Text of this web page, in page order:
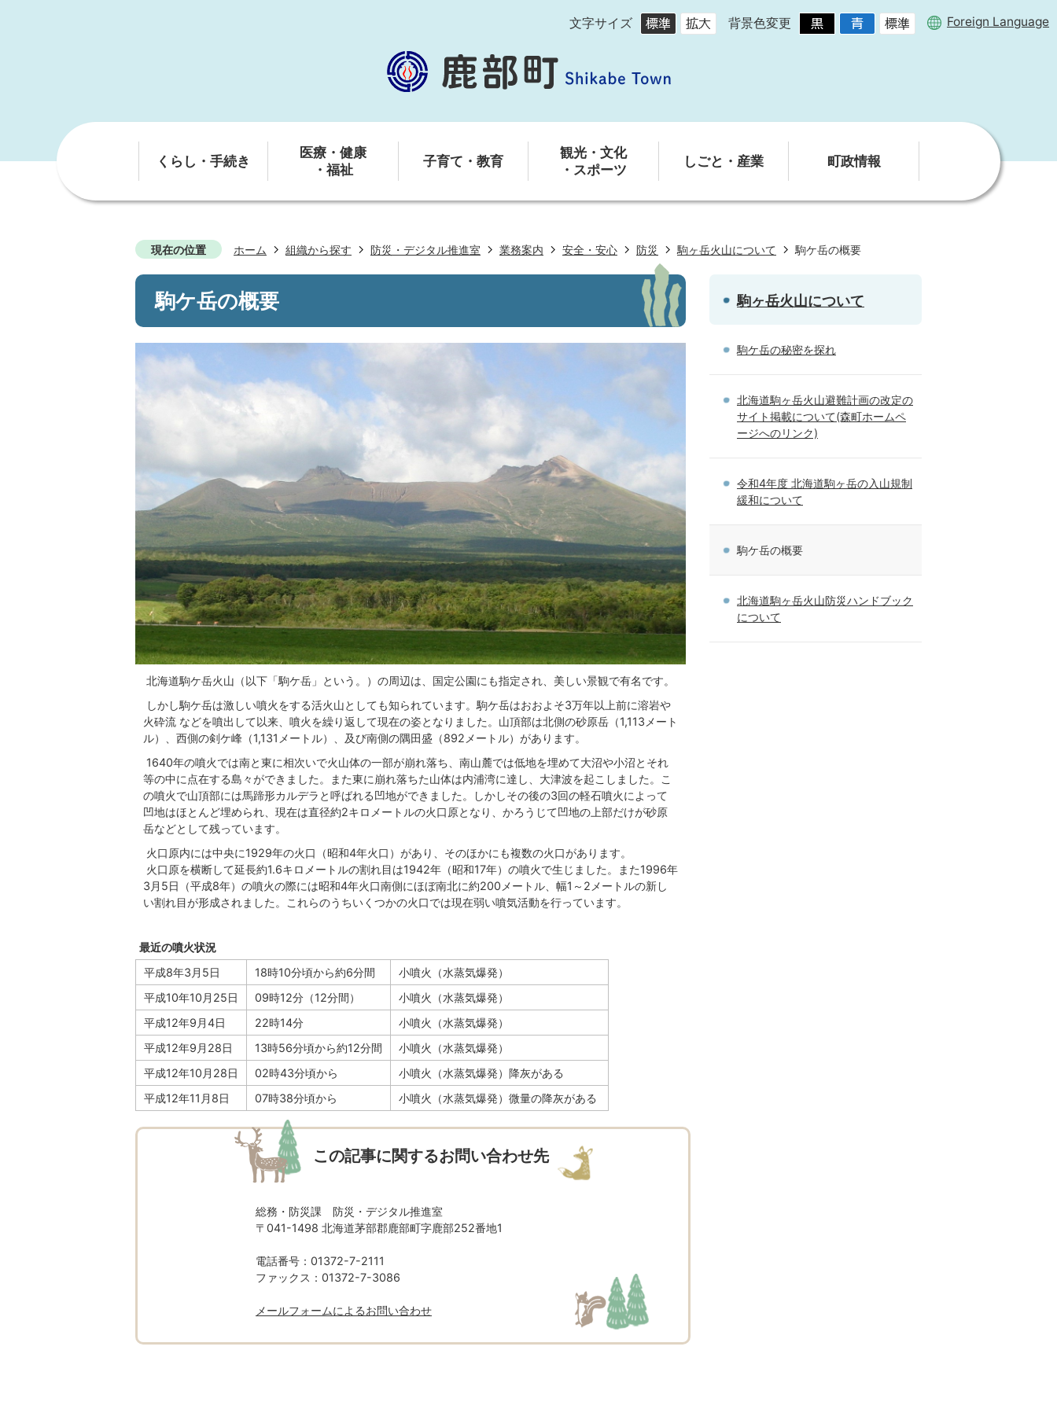
文字サイズ 背景色変更 Foreign Language
くらし・手続き
医療・健康
・福祉
子育て・教育
観光・文化
・スポーツ
しごと・産業 町政情報
現在の位置 ホーム 組織から探す 防災・デジタル推進室 業務案内 安全・安心 防災 駒ヶ岳火山について 駒ケ岳の概要
駒ケ岳の概要
北海道駒ケ岳火山（以下「駒ケ岳」という。）の周辺は、国定公園にも指定され、美しい景観で有名です。
しかし駒ケ岳は激しい噴火をする活火山としても知られています。駒ケ岳はおおよそ3万年以上前に溶岩や
火砕流 などを噴出して以来、噴火を繰り返して現在の姿となりました。山頂部は北側の砂原岳（1,113メート
ル）、西側の剣ケ峰（1,131メートル）、及び南側の隅田盛（892メートル）があります。
1640年の噴火では南と東に相次いで火山体の一部が崩れ落ち、南山麓では低地を埋めて大沼や小沼とそれ
等の中に点在する島々ができました。また東に崩れ落ちた山体は内浦湾に達し、大津波を起こしました。こ
の噴火で山頂部には馬蹄形カルデラと呼ばれる凹地ができました。しかしその後の3回の軽石噴火によって
凹地はほとんど埋められ、現在は直径約2キロメートルの火口原となり、かろうじて凹地の上部だけが砂原
岳などとして残っています。
火口原内には中央に1929年の火口（昭和4年火口）があり、そのほかにも複数の火口があります。
火口原を横断して延長約1.6キロメートルの割れ目は1942年（昭和17年）の噴火で生じました。また1996年
3月5日（平成8年）の噴火の際には昭和4年火口南側にほぼ南北に約200メートル、幅1～2メートルの新し
い割れ目が形成されました。これらのうちいくつかの火口では現在弱い噴気活動を行っています。
最近の噴火状況
平成8年3月5日
18時10分頃から約6分間
小噴火（水蒸気爆発）
平成10年10月25日
09時12分（12分間）
小噴火（水蒸気爆発）
平成12年9月4日
22時14分
小噴火（水蒸気爆発）
平成12年9月28日
13時56分頃から約12分間
小噴火（水蒸気爆発）
平成12年10月28日
02時43分頃から
小噴火（水蒸気爆発）降灰がある
平成12年11月8日
07時38分頃から 小噴火（水蒸気爆発）微量の降灰がある
この記事に関するお問い合わせ先
総務・防災課 防災・デジタル推進室
〒041-1498 北海道茅部郡鹿部町字鹿部252番地1
電話番号：01372-7-2111
ファックス：01372-7-3086
メールフォームによるお問い合わせ
駒ヶ岳火山について
駒ケ岳の秘密を探れ
北海道駒ヶ岳火山避難計画の改定の
サイト掲載について(森町ホームペ
ージへのリンク)
令和4年度 北海道駒ヶ岳の入山規制
緩和について
駒ケ岳の概要
北海道駒ヶ岳火山防災ハンドブック
について